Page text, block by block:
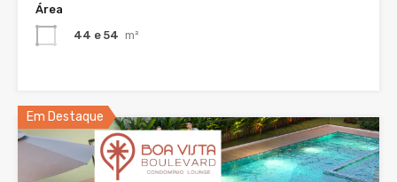
Área
44 e 54 m²
Em Destaque